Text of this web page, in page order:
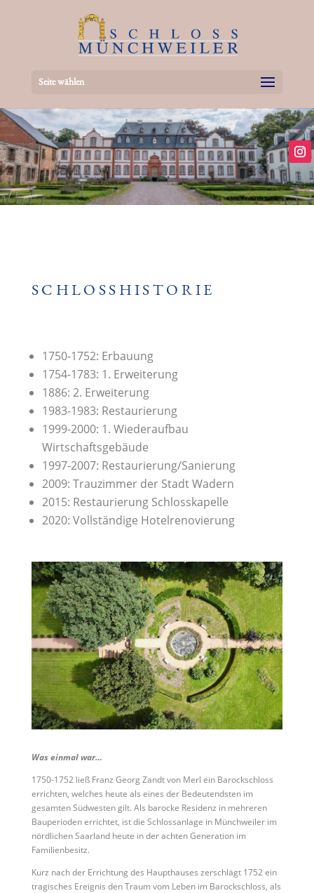
Seite wählen
SCHLOSSHISTORIE
1750-1752: Erbauung
1754-1783: 1. Erweiterung
1886: 2. Erweiterung
1983-1983: Restaurierung
1999-2000: 1. Wiederaufbau
Wirtschaftsgebäude
1997-2007: Restaurierung/Sanierung
2009: Trauzimmer der Stadt Wadern
2015: Restaurierung Schlosskapelle
2020: Vollständige Hotelrenovierung
Was einmal war…
1750-1752 ließ Franz Georg Zandt von Merl ein Barockschloss
errichten, welches heute als eines der Bedeutendsten im
gesamten Südwesten gilt. Als barocke Residenz in mehreren
Bauperioden errichtet, ist die Schlossanlage in Münchweiler im
nördlichen Saarland heute in der achten Generation im
Familienbesitz.
Kurz nach der Errichtung des Haupthauses zerschlägt 1752 ein
tragisches Ereignis den Traum vom Leben im Barockschloss, als